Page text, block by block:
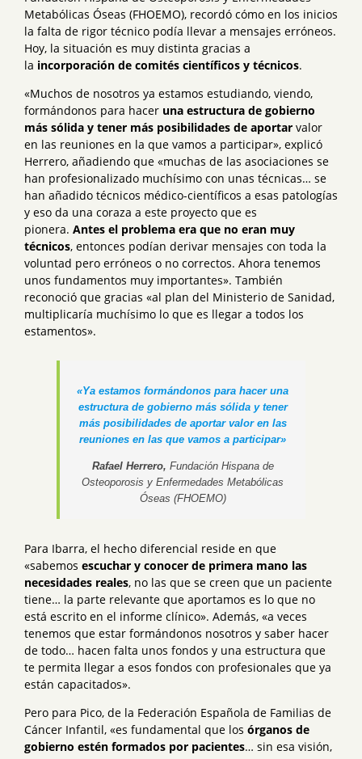
Metabólicas Óseas (FHOEMO), recordó cómo en los inicios
la falta de rigor técnico podía llevar a mensajes erróneos.
Hoy, la situación es muy distinta gracias a
la incorporación de comités científicos y técnicos.
«Muchos de nosotros ya estamos estudiando, viendo,
formándonos para hacer una estructura de gobierno
más sólida y tener más posibilidades de aportar valor
en las reuniones en la que vamos a participar», explicó
Herrero, añadiendo que «muchas de las asociaciones se
han profesionalizado muchísimo con unas técnicas… se
han añadido técnicos médico-científicos a esas patologías
y eso da una coraza a este proyecto que es
pionera. Antes el problema era que no eran muy
técnicos, entonces podían derivar mensajes con toda la
voluntad pero erróneos o no correctos. Ahora tenemos
unos fundamentos muy importantes». También
reconoció que gracias «al plan del Ministerio de Sanidad,
multiplicaría muchísimo lo que es llegar a todos los
estamentos».
«Ya estamos formándonos para hacer una
estructura de gobierno más sólida y tener
más posibilidades de aportar valor en las
reuniones en las que vamos a participar»
Rafael Herrero, Fundación Hispana de
Osteoporosis y Enfermedades Metabólicas
Óseas (FHOEMO)
Para Ibarra, el hecho diferencial reside en que
«sabemos escuchar y conocer de primera mano las
necesidades reales, no las que se creen que un paciente
tiene… la parte relevante que aportamos es lo que no
está escrito en el informe clínico». Además, «a veces
tenemos que estar formándonos nosotros y saber hacer
de todo… hacen falta unos fondos y una estructura que
te permita llegar a esos fondos con profesionales que ya
están capacitados».
Pero para Pico, de la Federación Española de Familias de
Cáncer Infantil, «es fundamental que los órganos de
gobierno estén formados por pacientes… sin esa visión,